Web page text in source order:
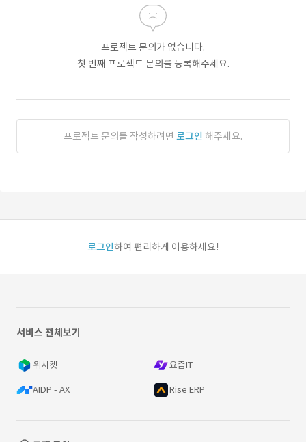
프로젝트 문의가 없습니다.
첫 번째 프로젝트 문의를 등록해주세요.
프로젝트 문의를 작성하려면 로그인 해주세요.
로그인하여 편리하게 이용하세요!
서비스 전체보기
위시켓 요즘IT
AIDP - AX Rise ERP